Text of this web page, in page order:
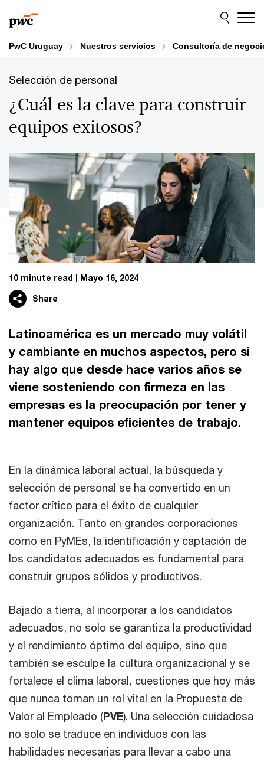
to
content
to
footer
PwC Uruguay Nuestros servicios Consultoría de
Selección de personal
¿Cuál es la clave para construir
equipos exitosos?
10 minute read Mayo 16, 2024
Share
Latinoamérica es un mercado muy volátil
y cambiante en muchos aspectos, pero si
hay algo que desde hace varios años se
viene sosteniendo con firmeza en las
empresas es la preocupación por tener y
mantener equipos eficientes de trabajo.
En la dinámica laboral actual, la búsqueda y
selección de personal se ha convertido en un
factor crítico para el éxito de cualquier
organización. Tanto en grandes corporaciones
como en PyMEs, la identificación y captación de
los candidatos adecuados es fundamental para
construir grupos sólidos y productivos.
Bajado a tierra, al incorporar a los candidatos
adecuados, no solo se garantiza la productividad
y el rendimiento óptimo del equipo, sino que
también se esculpe la cultura organizacional y se
fortalece el clima laboral, cuestiones que hoy más
que nunca toman un rol vital en la Propuesta de
Valor al Empleado (PVE). Una selección cuidadosa
no solo se traduce en individuos con las
habilidades necesarias para llevar a cabo una